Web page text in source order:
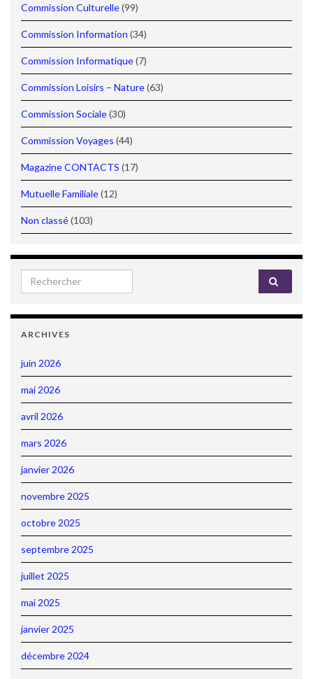
Commission Culturelle(99)
Commission Information (34)
Commission Informatique(7)
Commission Loisirs – Nature(63)
Commission Sociale(30)
Commission Voyages (44)
Magazine CONTACTS (17)
Mutuelle Familiale(12)
Non classé(103)
Search for:
ARCHIVES
juin 2026
mai 2026
avril 2026
mars 2026
janvier 2026
novembre 2025
octobre 2025
septembre 2025
juillet 2025
mai 2025
janvier 2025
décembre 2024